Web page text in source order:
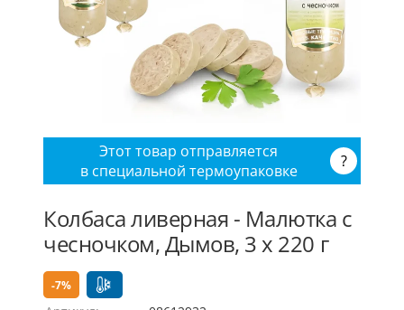
Этот товар отправляется
в специальной термоупаковке
?
Колбаса ливерная - Малютка с
чесночком, Дымов, 3 x 220 г
-7%